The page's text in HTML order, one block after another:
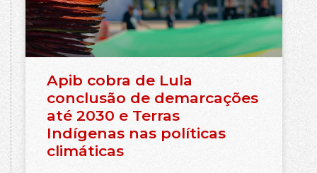
Apib cobra de Lula
conclusão de demarcações
até 2030 e Terras
Indígenas nas políticas
climáticas